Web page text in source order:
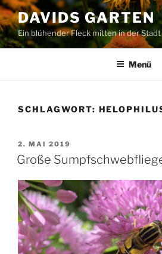
Zum
Inhalt
springen
DAVIDS GARTEN
Ein blühender Fleck mitten in der Stadt
Menü
SCHLAGWORT:
VERÖFFENTLICHT
AM
2. MAI 2019
Große